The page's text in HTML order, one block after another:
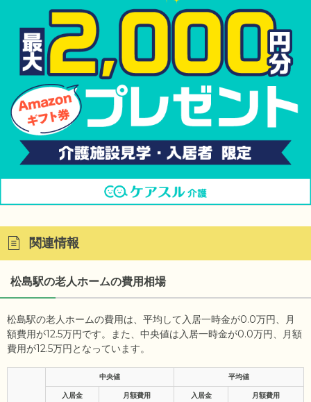
関連情報
松島駅の老人ホームの費用相場
松島駅の老人ホームの費用は、平均して入居一時金が0.0万円、月
額費用が12.5万円です。また、中央値は入居一時金が0.0万円、月額
費用が12.5万円となっています。
中央値 平均値
入居金 月額費用 入居金 月額費用